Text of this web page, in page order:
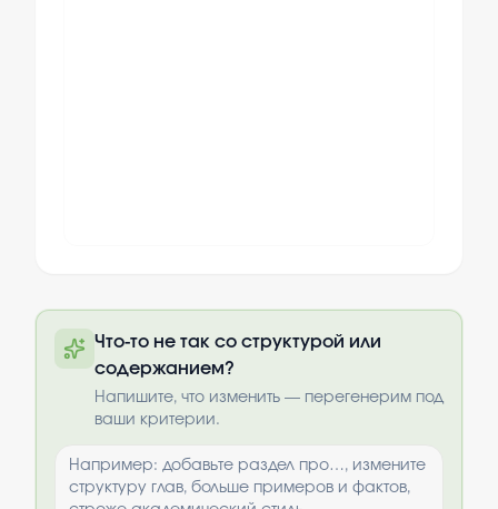
оплаты
Что-то не так со структурой или
содержанием?
Напишите, что изменить — перегенерим под
ваши критерии.